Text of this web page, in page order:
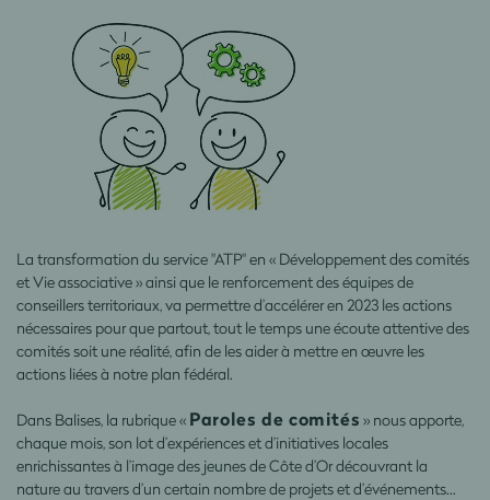
La transformation du service "ATP" en « Développement des comités
et Vie associative » ainsi que le renforcement des équipes de
conseillers territoriaux, va permettre d’accélérer en 2023 les actions
nécessaires pour que partout, tout le temps une écoute attentive des
comités soit une réalité, afin de les aider à mettre en œuvre les
actions liées à notre plan fédéral.
Dans Balises, la rubrique « Paroles de comités » nous apporte,
chaque mois, son lot d’expériences et d’initiatives locales
enrichissantes à l’image des jeunes de Côte d’Or découvrant la
nature au travers d’un certain nombre de projets et d’événements…